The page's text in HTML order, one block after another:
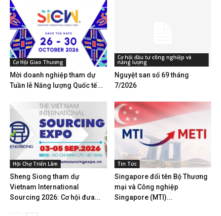
Cơ Hội Giao Thương
Mời doanh nghiệp tham dự
Tuần lễ Năng lượng Quốc tế...
Cơ hội đầu tư công nghiệp và
năng lượng
Nguyệt san số 69 tháng
7/2026
Hội Chợ Triển Lãm
Sheng Siong tham dự
Vietnam International
Sourcing 2026: Cơ hội đưa...
Tin Tức
Singapore đổi tên Bộ Thương
mại và Công nghiệp
Singapore (MTI)...